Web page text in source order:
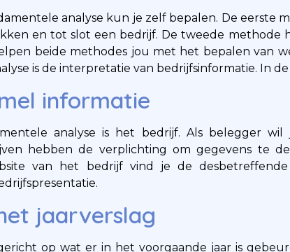
analyse kun je zelf bepalen. De eerste
en tot slot een bedrijf. De tweede
beide methodes jou met het bepalen van
is de interpretatie van bedrijfsinformatie. In
informatie
analyse is het bedrijf. Als belegger
hebben de verplichting om gegevens te
van het bedrijf vind je de
jaarverslag
op wat er in het voorgaande jaar is